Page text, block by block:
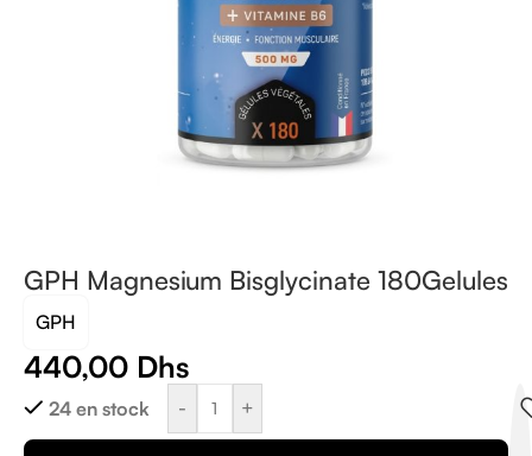
GPH Magnesium Bisglycinate 180Gelules
GPH
440,00 Dhs
24 en stock - +